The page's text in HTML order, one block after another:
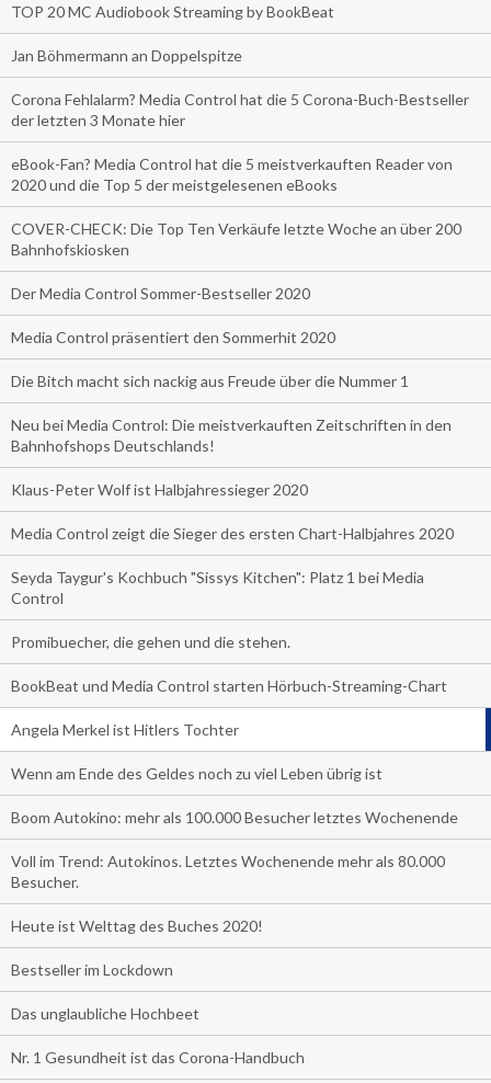
TOP 20 MC Audiobook Streaming by BookBeat
Jan Böhmermann an Doppelspitze
Corona Fehlalarm? Media Control hat die 5 Corona-Buch-Bestseller
der letzten 3 Monate hier
eBook-Fan? Media Control hat die 5 meistverkauften Reader von
2020 und die Top 5 der meistgelesenen eBooks
COVER-CHECK: Die Top Ten Verkäufe letzte Woche an über 200
Bahnhofskiosken
Der Media Control Sommer-Bestseller 2020
Media Control präsentiert den Sommerhit 2020
Die Bitch macht sich nackig aus Freude über die Nummer 1
Neu bei Media Control: Die meistverkauften Zeitschriften in den
Bahnhofshops Deutschlands!
Klaus-Peter Wolf ist Halbjahressieger 2020
Media Control zeigt die Sieger des ersten Chart-Halbjahres 2020
Seyda Taygur's Kochbuch "Sissys Kitchen": Platz 1 bei Media
Control
Promibuecher, die gehen und die stehen.
BookBeat und Media Control starten Hörbuch-Streaming-Chart
Angela Merkel ist Hitlers Tochter
Wenn am Ende des Geldes noch zu viel Leben übrig ist
Boom Autokino: mehr als 100.000 Besucher letztes Wochenende
Voll im Trend: Autokinos. Letztes Wochenende mehr als 80.000
Besucher.
Heute ist Welttag des Buches 2020!
Bestseller im Lockdown
Das unglaubliche Hochbeet
Nr. 1 Gesundheit ist das Corona-Handbuch